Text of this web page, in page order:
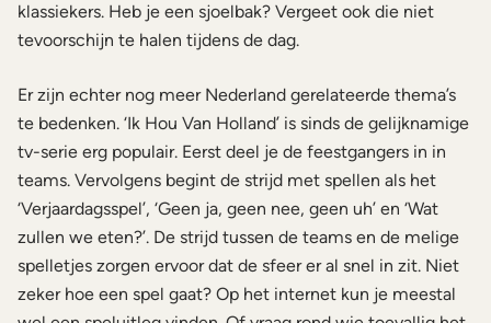
klassiekers. Heb je een sjoelbak? Vergeet ook die niet
tevoorschijn te halen tijdens de dag.
Er zijn echter nog meer Nederland gerelateerde thema’s
te bedenken. ‘Ik Hou Van Holland’ is sinds de gelijknamige
tv-serie erg populair. Eerst deel je de feestgangers in in
teams. Vervolgens begint de strijd met spellen als het
‘Verjaardagsspel’, ‘Geen ja, geen nee, geen uh’ en ‘Wat
zullen we eten?’. De strijd tussen de teams en de melige
spelletjes zorgen ervoor dat de sfeer er al snel in zit. Niet
zeker hoe een spel gaat? Op het internet kun je meestal